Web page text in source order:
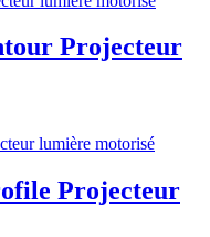
Projecteur
Projecteur